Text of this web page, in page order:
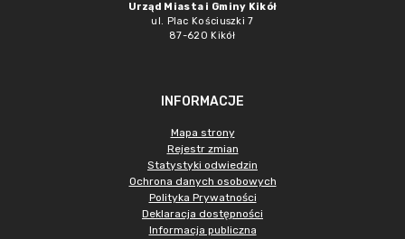
Urząd Miasta i Gminy Kikół
ul. Plac Kościuszki 7
87-620 Kikół
INFORMACJE
Mapa strony
Rejestr zmian
Statystyki odwiedzin
Ochrona danych osobowych
Polityka Prywatności
Deklaracja dostępności
Informacja publiczna